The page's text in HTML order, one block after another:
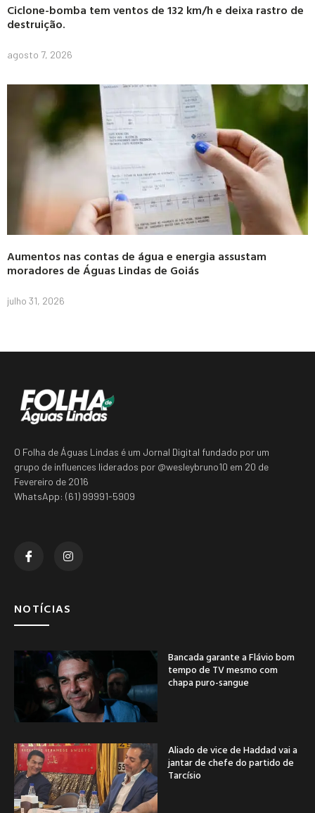
Ciclone-bomba tem ventos de 132 km/h e deixa rastro de
destruição.
agosto 7, 2026
Aumentos nas contas de água e energia assustam
moradores de Águas Lindas de Goiás
julho 31, 2026
O Folha de Águas Lindas é um Jornal Digital fundado por um
grupo de influences liderados por @wesleybruno10 em 20 de
Fevereiro de 2016
WhatsApp: (61) 99991-5909
NOTÍCIAS
Bancada garante a Flávio bom
tempo de TV mesmo com
chapa puro-sangue
Aliado de vice de Haddad vai a
jantar de chefe do partido de
Tarcísio